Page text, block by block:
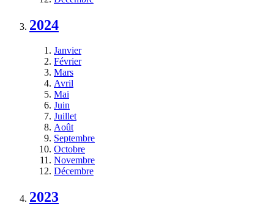
2024
Janvier
Février
Mars
Avril
Mai
Juin
Juillet
Août
Septembre
Octobre
Novembre
Décembre
2023